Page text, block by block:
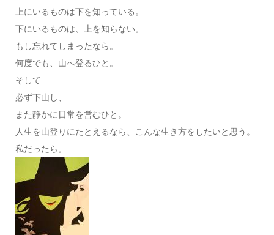
上にいるものは下を知っている。
下にいるものは、上を知らない。
もし忘れてしまったなら。
何度でも、山へ登るひと。
そして
必ず下山し、
また静かに日常を営むひと。
人生を山登りにたとえるなら、こんな生き方をしたいと思う。
私だったら。